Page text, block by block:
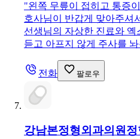
"왼쪽 무릎이 접히고 통증
호사님이 반갑게 맞아주셔
선생님의 자상한 진료와
듣고 아프지 않게 주사를 놔
전화 팔로우
강남본정형외과의원